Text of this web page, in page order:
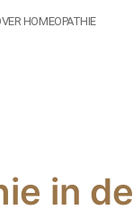
HOMEOPATHIE
in